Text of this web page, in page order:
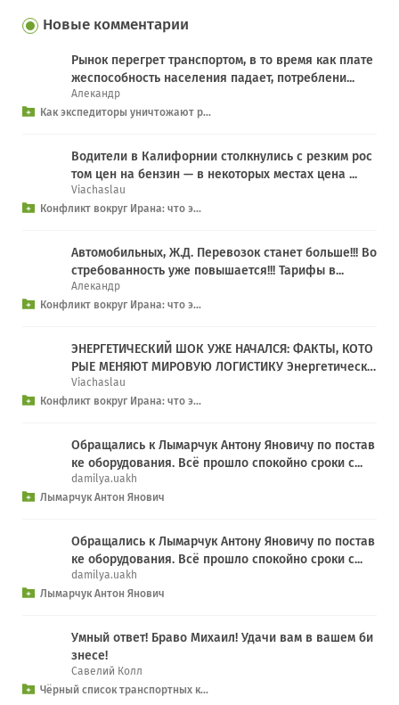
Новые комментарии
Рынок перегрет транспортом, в то время как плате
жеспособность населения падает, потреблени...
Алекандр
Как экспедиторы уничтожают р...
Водители в Калифорнии столкнулись с резким рос
том цен на бензин — в некоторых местах цена ...
Viachaslau
Конфликт вокруг Ирана: что э...
Автомобильных, Ж.Д. Перевозок станет больше!!! Во
стребованность уже повышается!!! Тарифы в...
Алекандр
Конфликт вокруг Ирана: что э...
ЭНЕРГЕТИЧЕСКИЙ ШОК УЖЕ НАЧАЛСЯ: ФАКТЫ, КОТО
РЫЕ МЕНЯЮТ МИРОВУЮ ЛОГИСТИКУ Энергетически
й ...
Viachaslau
Конфликт вокруг Ирана: что э...
Обращались к Лымарчук Антону Яновичу по постав
ке оборудования. Всё прошло спокойно сроки с...
damilya.uakh
Лымарчук Антон Янович
Обращались к Лымарчук Антону Яновичу по постав
ке оборудования. Всё прошло спокойно сроки с...
damilya.uakh
Лымарчук Антон Янович
Умный ответ! Браво Михаил! Удачи вам в вашем би
знесе!
Савелий Колл
Чёрный список транспортных к...